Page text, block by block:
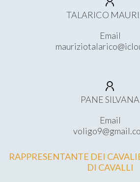
TALARICO
Email
PANE SILVANA
Email
RAPPRESENTANTE DEI
DI CAVALLI